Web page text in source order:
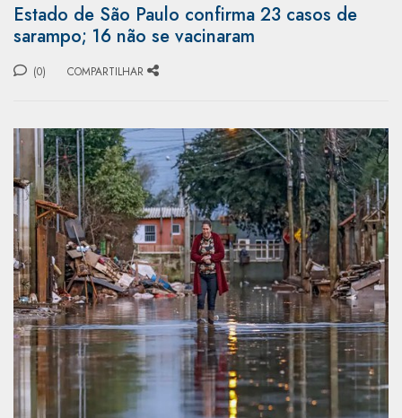
Estado de São Paulo confirma 23 casos de
sarampo; 16 não se vacinaram
(0) COMPARTILHAR